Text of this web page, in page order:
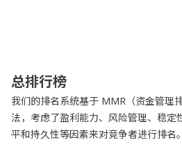
总排行榜
我们的排名系统基于 MMR（资金管理
法，考虑了盈利能力、风险管理、稳定
平和持久性等因素来对竞争者进行排名。